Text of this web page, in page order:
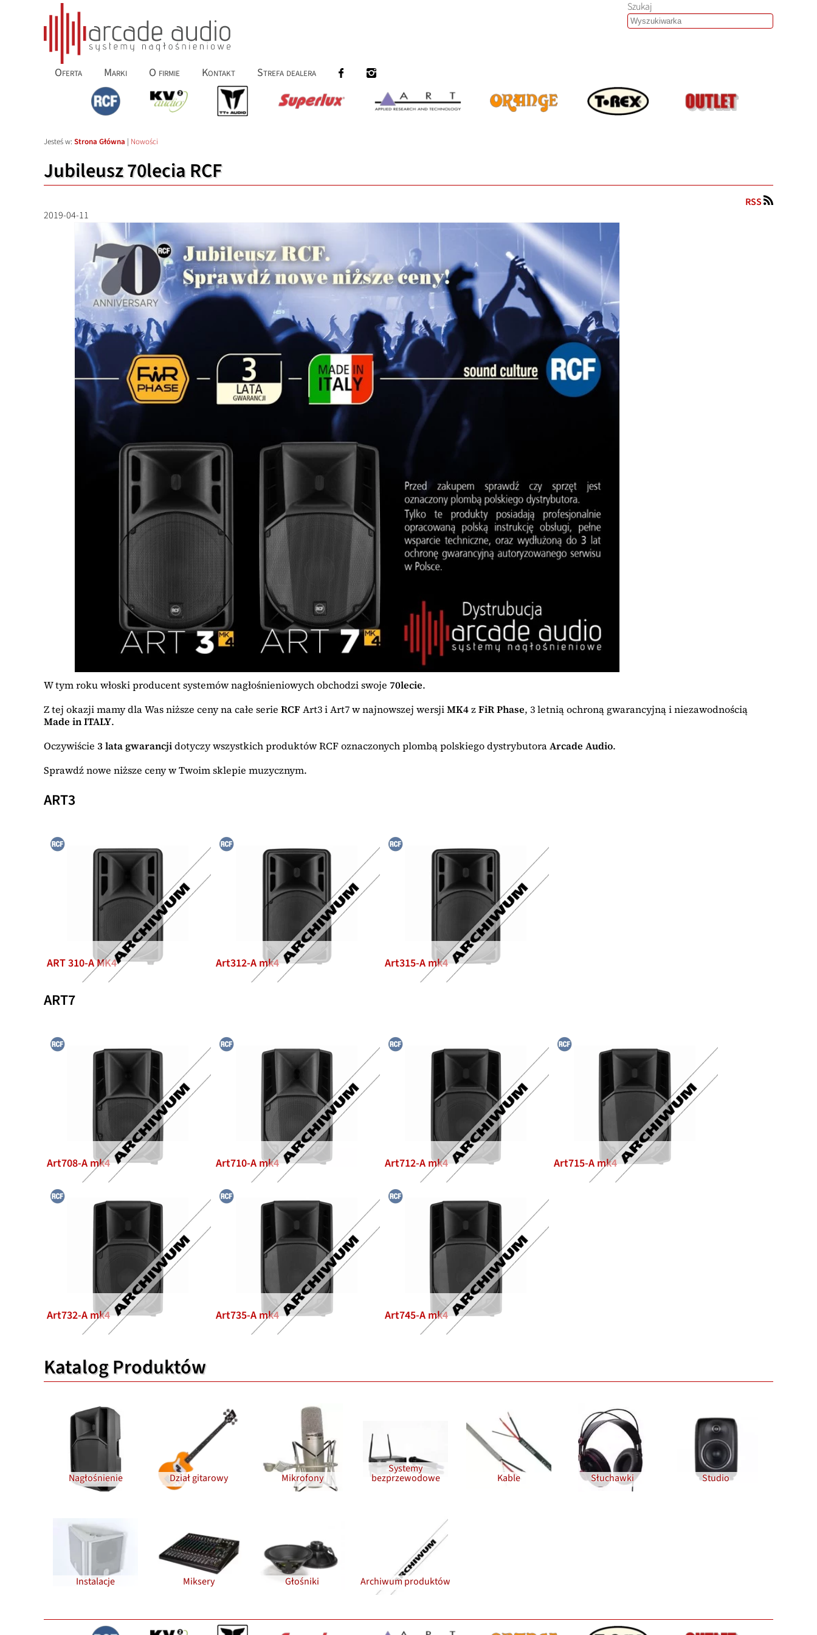
Szukaj
Oferta Marki O firmie Kontakt Strefa dealera
Jesteś w: Strona Główna | Nowości
Jubileusz 70lecia RCF
RSS
2019-04-11
W tym roku włoski producent systemów nagłośnieniowych obchodzi swoje 70lecie.
Z tej okazji mamy dla Was niższe ceny na całe serie RCFArt3 i Art7 w najnowszej wersjiMK4zFiR Phase, 3 letnią ochroną gwarancyjną i niezawodnością
Made in ITALY.
Oczywiście 3 lata gwarancjidotyczy wszystkich produktów RCF oznaczonych plombą polskiego dystrybutoraArcade Audio.
Sprawdź nowe niższe ceny w Twoim sklepie muzycznym.
ART3
ART 310-A MK4 Art312-A mk4 Art315-A mk4
ART7
Art708-A mk4 Art710-A mk4 Art712-A mk4 Art715-A mk4
Art732-A mk4 Art735-A mk4 Art745-A mk4
Katalog Produktów
Nagłośnienie Dział gitarowy Mikrofony
Systemy
bezprzewodowe Kable Słuchawki Studio
Instalacje Miksery Głośniki Archiwum produktów